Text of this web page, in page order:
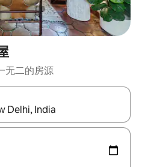
无二的房源
向键查看，或通过点击或滑动手势